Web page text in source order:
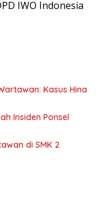
IWO Indonesia
Kasus Hina
Insiden Ponsel
di SMK 2